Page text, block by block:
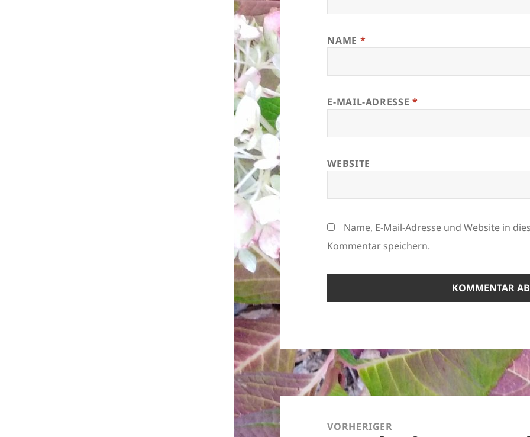
NAME *
E-MAIL-ADRESSE *
WEBSITE
Name, E-Mail-Adresse und Website in
Kommentar speichern.
Beitragsnavigation
VORHERIGER